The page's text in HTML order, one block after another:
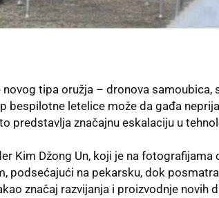
tipa oružja – dronova samoubica,
bespilotne letelice može da gađa
predstavlja značajnu eskalaciju u
Kim Džong Un, koji je na fotografijama
podsećajući na pekarsku, dok
značaj razvijanja i proizvodnje novih